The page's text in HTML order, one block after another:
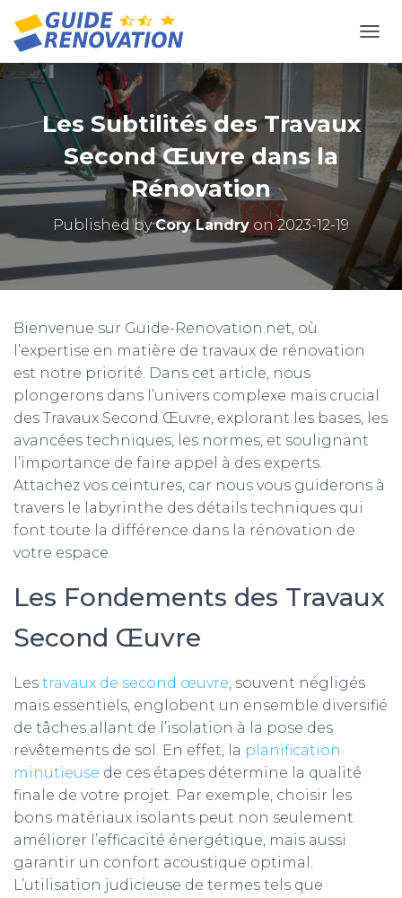
Les Subtilités des Travaux
Second Œuvre dans la
Rénovation
Published byCory Landry on 2023-12-19
Bienvenue sur Guide-Renovation.net, où
l’expertise en matière de travaux de rénovation
est notre priorité. Dans cet article, nous
plongerons dans l’univers complexe mais crucial
des Travaux Second Œuvre, explorant les bases, les
avancées techniques, les normes, et soulignant
l’importance de faire appel à des experts.
Attachez vos ceintures, car nous vous guiderons à
travers le labyrinthe des détails techniques qui
font toute la différence dans la rénovation de
votre espace.
Les Fondements des Travaux
Second Œuvre
Les travaux de second œuvre, souvent négligés
mais essentiels, englobent un ensemble diversifié
de tâches allant de l’isolation à la pose des
revêtements de sol. En effet, la planification
minutieuse de ces étapes détermine la qualité
finale de votre projet. Par exemple, choisir les
bons matériaux isolants peut non seulement
améliorer l’efficacité énergétique, mais aussi
garantir un confort acoustique optimal.
L’utilisation judicieuse de termes tels que